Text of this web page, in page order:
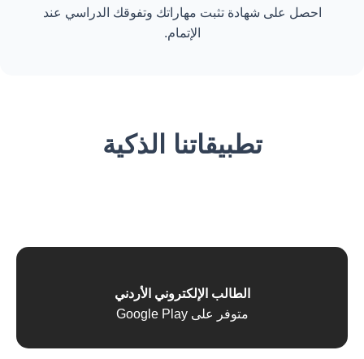
احصل على شهادة تثبت مهاراتك وتفوقك الدراسي عند
الإتمام.
تطبيقاتنا الذكية
الطالب الإلكتروني الأردني
متوفر على Google Play